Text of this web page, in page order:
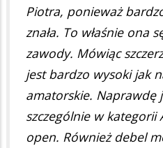
Piotra, ponieważ
znała. To właśnie ona
zawody. Mówiąc
jest bardzo wysoki jak
amatorskie. Naprawdę
szczególnie w
open. Również debel